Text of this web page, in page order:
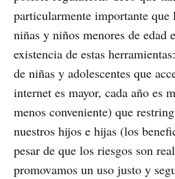
particularmente importante que
niñas y niños menores de edad
existencia de estas
de niñas y adolescentes que
internet es mayor, cada año es
menos conveniente) que
nuestros hijos e hijas (los
pesar de que los riesgos son
promovamos un uso justo y